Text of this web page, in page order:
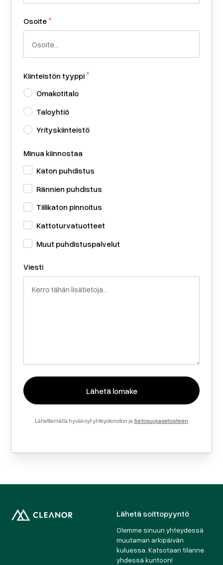
Osoite *
Kiinteistön tyyppi *
Omakotitalo
Taloyhtiö
Yrityskiinteistö
Minua kiinnostaa
Katon puhdistus
Rännien puhdistus
Tiilikaton pinnoitus
Kattoturvatuotteet
Muut puhdistuspalvelut
Viesti
Lähettämällä hyväksyt yhteydenoton ja tietosuojaselosteen.
Lähetä soittopyyntö
Olemme sinuun yhteydessä
muutaman arkipäivän
kuluessa. Katsotaan tilanne
yhdessä kuntoon!